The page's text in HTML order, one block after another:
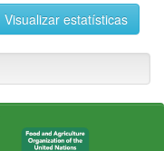
Visualizar estatísticas